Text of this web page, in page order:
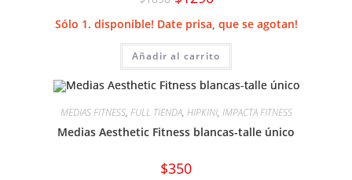
precio
original
era:
precio
es:
Sólo 1. disponible! Date prisa, que se agotan!
Añadir al carrito
MEDIAS FITNESS, FULL TIENDA, HIPKINI, IMPACTA FITNESS
Medias Aesthetic Fitness blancas-talle único
$350